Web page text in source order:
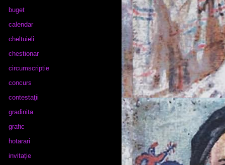
buget
calendar
cheltuieli
chestionar
circumscriptie
concurs
contestaţii
gradinita
grafic
hotarari
invitație